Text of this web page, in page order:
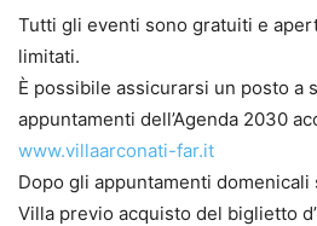
Tutti gli eventi sono gratuiti e
limitati.
È possibile assicurarsi un posto a
appuntamenti dell’Agenda 2030
www.villaarconati-far.it
Dopo gli appuntamenti
Villa previo acquisto del biglietto